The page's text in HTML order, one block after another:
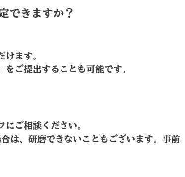
できますか？
けます。
ご提出することも可能です。
ご相談ください。